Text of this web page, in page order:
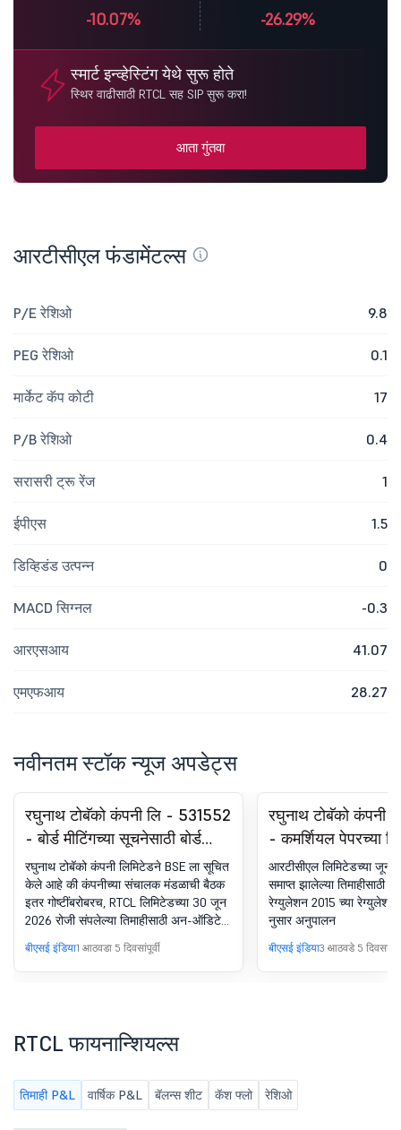
-10.07% -26.29%
स्मार्ट इन्व्हेस्टिंग येथे सुरू होते
स्थिर वाढीसाठी RTCL सह SIP सुरू करा!
आता गुंतवा
आरटीसीएल फंडामेंटल्स
P/E रेशिओ 9.8
PEG रेशिओ 0.1
मार्केट कॅप कोटी 17
P/B रेशिओ 0.4
सरासरी ट्रू रेंज 1
ईपीएस 1.5
डिव्हिडंड उत्पन्न 0
MACD सिग्नल -0.3
आरएसआय 41.07
एमएफआय 28.27
नवीनतम स्टॉक न्यूज अपडेट्स
रघुनाथ टोबॅको कंपनी लि - 531552
- बोर्ड मीटिंगच्या सूचनेसाठी बोर्ड
मीटिंग सूचना
रघुनाथ टोबॅको कंपनी लिमिटेडने BSE ला सूचित
केले आहे की कंपनीच्या संचालक मंडळाची बैठक
इतर गोष्टींबरोबरच, RTCL लिमिटेडच्या 30 जून
2026 रोजी संपलेल्या तिमाहीसाठी अन-ऑडिटेड
स्टँडअलोन आणि कन्सोलिडेटेड फायनान्शियल
रिझल्टच्या बोर्ड मीटिंगची सूचना विचारात
घेण्यासाठी आणि मंजूर करण्यासाठी
बीएसई इंडिया1 आठवडा 5 दिवसांपूर्वी
रघुनाथ टोबॅको कंपनी
- कमर्शियल पेपरच्या
(CP)
आरटीसीएल लिमिटेडच्या जून
समाप्त झालेल्या तिमाहीसाठी
रेग्युलेशन 2015 च्या रेग्युलेशन
नुसार अनुपालन
बीएसई इंडिया3 आठवडे 5
RTCL फायनान्शियल्स
तिमाही P&L वार्षिक P&L बॅलन्स शीट कॅश फ्लो रेशिओ